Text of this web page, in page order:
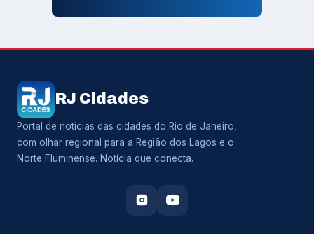
RJ Cidades
Portal de notícias das cidades do Rio de Janeiro,
com olhar regional para a Região dos Lagos e o
Norte Fluminense. Notícia que conecta.